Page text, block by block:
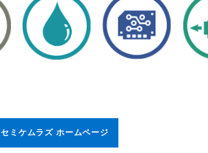
セミケムラズ ホームページ